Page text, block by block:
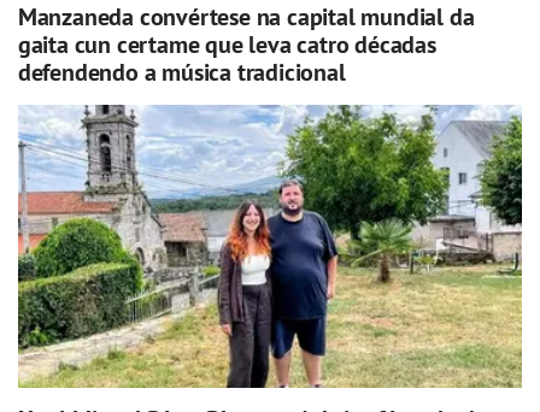
Manzaneda convértese na capital mundial da
gaita cun certame que leva catro décadas
defendendo a música tradicional